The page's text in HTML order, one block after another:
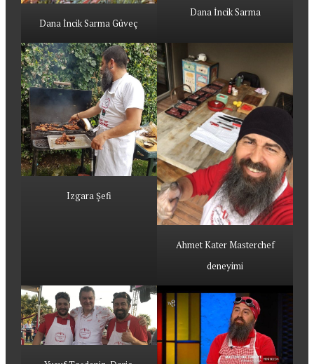
Dana İncik Sarma Güveç
Dana İncik Sarma
Izgara Şefi
Ahmet Kater Masterchef
deneyimi